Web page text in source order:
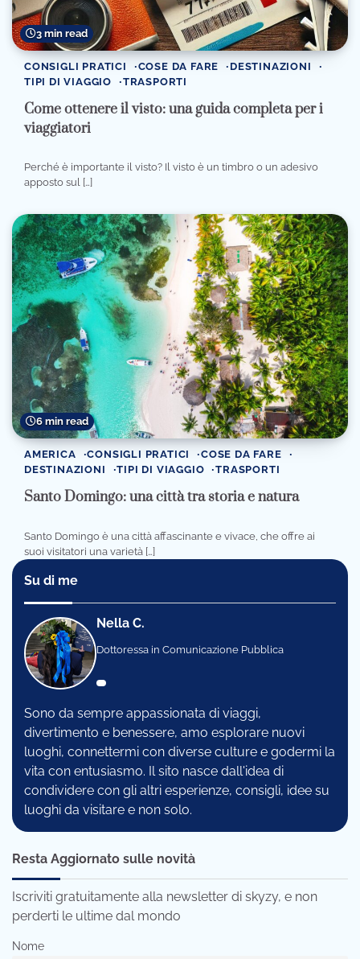
3 min read
CONSIGLI PRATICI COSE DA FARE
DESTINAZIONI
TIPI DI VIAGGIO
TRASPORTI
Come ottenere il visto: una guida completa per i
viaggiatori
Perché è importante il visto? Il visto è un timbro o un adesivo
apposto sul […]
6 min read
AMERICA CONSIGLI PRATICI
COSE DA FARE
DESTINAZIONI
TIPI DI VIAGGIO TRASPORTI
Santo Domingo: una città tra storia e natura
Santo Domingo è una città affascinante e vivace, che offre ai
suoi visitatori una varietà […]
Su di me
Nella C.
Dottoressa in Comunicazione Pubblica
Sono da sempre appassionata di viaggi,
divertimento e benessere, amo esplorare nuovi
luoghi, connettermi con diverse culture e godermi la
vita con entusiasmo. Il sito nasce dall'idea di
condividere con gli altri esperienze, consigli, idee su
luoghi da visitare e non solo.
Resta Aggiornato sulle novità
Iscriviti gratuitamente alla newsletter di skyzy, e non
perderti le ultime dal mondo
Nome